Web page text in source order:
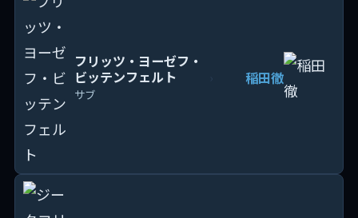
フリッツ・ヨーゼフ・
ビッテンフェルト
サブ
稲田徹